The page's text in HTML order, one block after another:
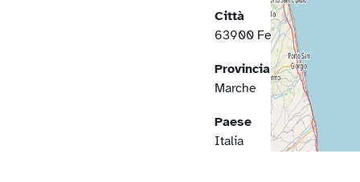
Città
63900 Fermo
Provincia
Marche
Paese
Italia